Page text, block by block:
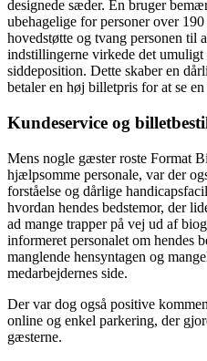
designede sæder. En bruger
ubehagelige for personer over
hovedstøtte og tvang personen til
indstillingerne virkede det umuligt
siddeposition. Dette skaber en
betaler en høj billetpris for at se
Kundeservice og
Mens nogle gæster roste Format
hjælpsomme personale, var der
forståelse og dårlige
hvordan hendes bedstemor, der
ad mange trapper på vej ud af
informeret personalet om hendes
manglende hensyntagen og
medarbejdernes side.
Der var dog også positive
online og enkel parkering, der
gæsterne.